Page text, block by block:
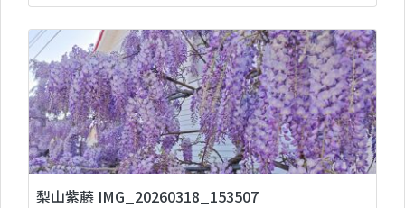
梨山紫藤 IMG_20260318_153507